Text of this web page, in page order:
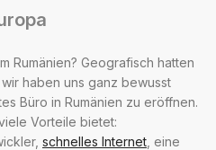
Rumänien? Geografisch hatten
haben uns ganz bewusst
Büro in Rumänien zu eröffnen.
Vorteile bietet:
schnelles Internet , eine